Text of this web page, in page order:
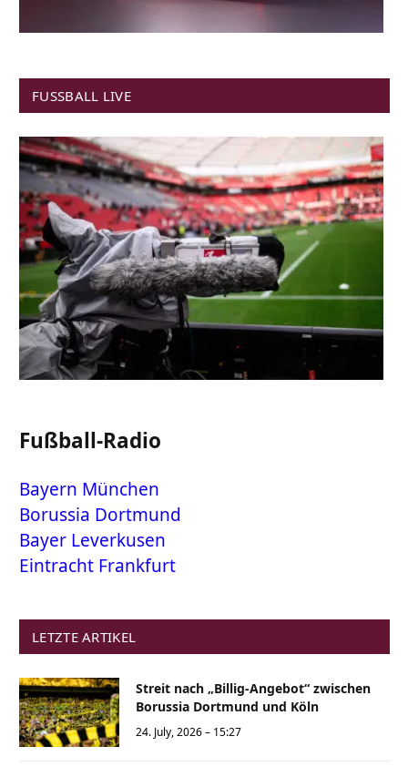
FUSSBALL LIVE
Fußball-Radio
Bayern München
Borussia Dortmund
Bayer Leverkusen
Eintracht Frankfurt
LETZTE ARTIKEL
Streit nach „Billig-Angebot“ zwischen
Borussia Dortmund und Köln
24. July, 2026 – 15:27